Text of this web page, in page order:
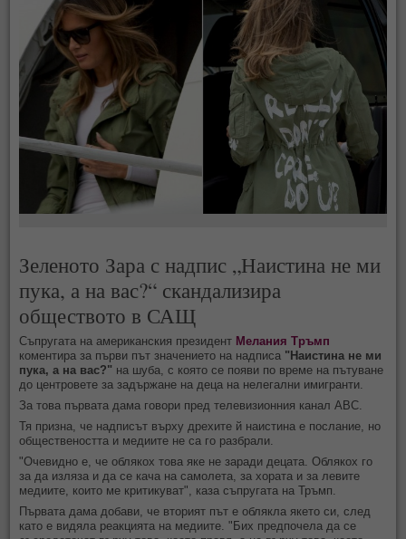
Зеленото Зара с надпис „Наистина не ми
пука, а на вас?“ скандализира
обществото в САЩ
Съпругата на американския президент Мелания Тръмп
коментира за първи път значението на надписа "Наистина не ми
пука, а на вас?" на шуба, с която се появи по време на пътуване
до центровете за задържане на деца на нелегални имигранти.
За това първата дама говори пред телевизионния канал ABC.
Тя призна, че надписът върху дрехите й наистина е послание, но
обществеността и медиите не са го разбрали.
"Очевидно е, че облякох това яке не заради децата. Облякох го
за да изляза и да се кача на самолета, за хората и за левите
медиите, които ме критикуват", каза съпругата на Тръмп.
Първата дама добави, че вторият път е облякла якето си, след
като е видяла реакцията на медиите. "Бих предпочела да се